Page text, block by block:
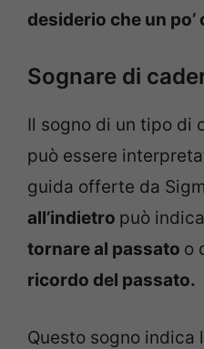
desiderio che un po’
Sognare di
Il sogno di un tipo di
può essere
guida offerte da
all’indietro può
tornare al passato o
ricordo del passato.
Questo sogno indica